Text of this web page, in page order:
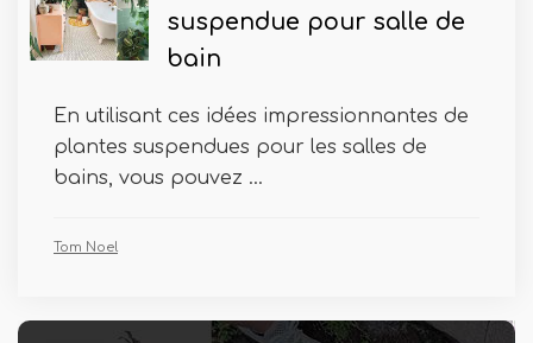
suspendue pour salle de
bain
En utilisant ces idées impressionnantes de
plantes suspendues pour les salles de
bains, vous pouvez ...
Tom Noel